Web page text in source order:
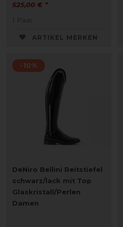
525,00 € *
1 Paar
ARTIKEL MERKEN
-10%
DeNiro Bellini Reitstiefel
schwarz/lack mit Top
Glaskristall/Perlen
Damen